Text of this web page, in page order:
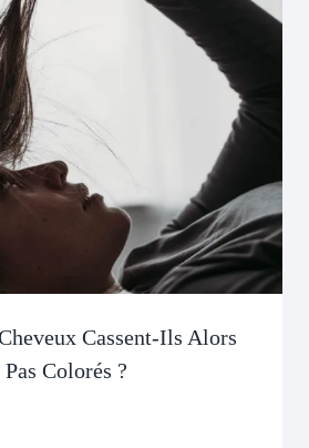
Cassent-Ils Alors
Colorés ?